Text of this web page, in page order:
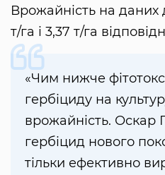
Врожайність на даних
т/га і 3,37 т/га
«Чим нижче
гербіциду на
врожайність.
гербіцид нового
тільки ефективно